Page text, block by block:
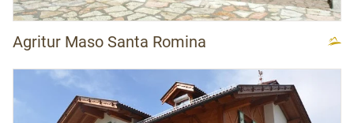
Agritur Maso Santa Romina